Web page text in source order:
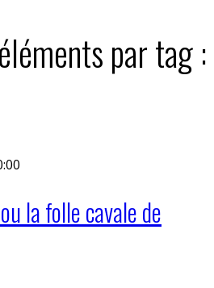
par tag :
la folle cavale de